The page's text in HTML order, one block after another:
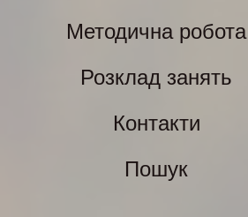
Методична робота
Розклад занять
Контакти
Пошук